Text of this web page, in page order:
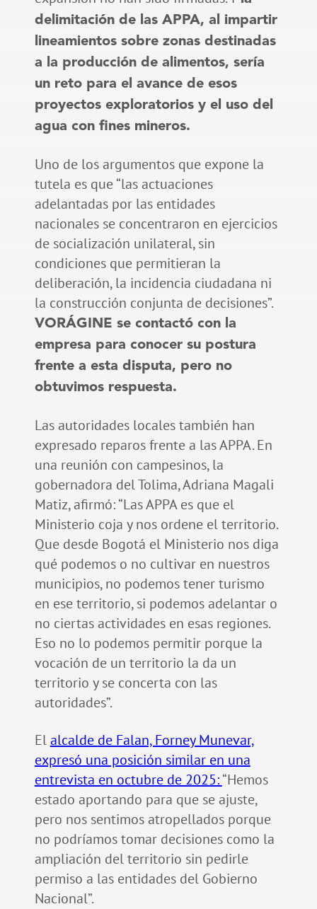
delimitación de las APPA, al impartir
lineamientos sobre zonas destinadas
a la producción de alimentos, sería
un reto para el avance de esos
proyectos exploratorios y el uso del
agua con fines mineros.
Uno de los argumentos que expone la
tutela es que “las actuaciones
adelantadas por las entidades
nacionales se concentraron en ejercicios
de socialización unilateral, sin
condiciones que permitieran la
deliberación, la incidencia ciudadana ni
la construcción conjunta de decisiones”.
VORÁGINE se contactó con la
empresa para conocer su postura
frente a esta disputa, pero no
obtuvimos respuesta.
Las autoridades locales también han
expresado reparos frente a las APPA. En
una reunión con campesinos, la
gobernadora del Tolima, Adriana Magali
Matiz, afirmó: “Las APPA es que el
Ministerio coja y nos ordene el territorio.
Que desde Bogotá el Ministerio nos diga
qué podemos o no cultivar en nuestros
municipios, no podemos tener turismo
en ese territorio, si podemos adelantar o
no ciertas actividades en esas regiones.
Eso no lo podemos permitir porque la
vocación de un territorio la da un
territorio y se concerta con las
autoridades”.
Elalcalde de Falan, Forney Munevar,
expresó una posición similar en una
entrevista en octubre de 2025:“Hemos
estado aportando para que se ajuste,
pero nos sentimos atropellados porque
no podríamos tomar decisiones como la
ampliación del territorio sin pedirle
permiso a las entidades del Gobierno
Nacional”.